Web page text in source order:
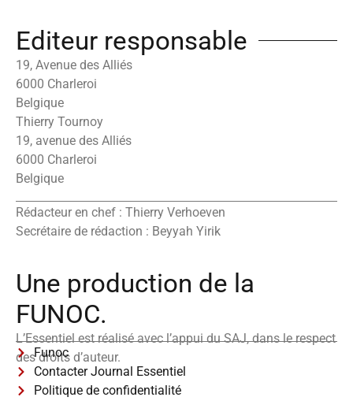
Editeur responsable
19, Avenue des Alliés
6000 Charleroi
Belgique
Thierry Tournoy
19, avenue des Alliés
6000 Charleroi
Belgique
Rédacteur en chef : Thierry Verhoeven
Secrétaire de rédaction : Beyyah Yirik
Une production de la
FUNOC.
L’Essentiel est réalisé avec l’appui du SAJ, dans le respect
des droits d’auteur.
Funoc
Contacter Journal Essentiel
Politique de confidentialité